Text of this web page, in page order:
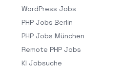
WordPress Jobs
PHP Jobs Berlin
PHP Jobs München
Remote PHP Jobs
KI Jobsuche